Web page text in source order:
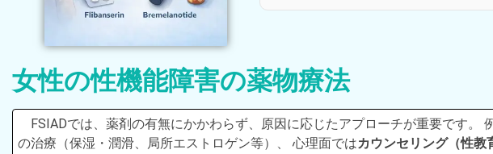
女性の性機能障害の薬物療法
FSIADでは、薬剤の有無にかかわらず、原因に応じたアプローチが重要です。
の治療（保湿・潤滑、局所エストロゲン等）、 心理面ではカウンセリング（性教